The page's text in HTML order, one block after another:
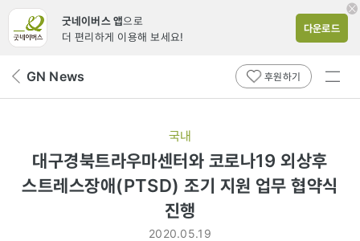
굿네이버스 앱으로
더 편리하게 이용해 보세요!
다운로드
뒤 GN News 후원하기
전체
국내
대구경북트라우마센터와 코로나19 외상후
스트레스장애(PTSD) 조기 지원 업무 협약식
진행
2020.05.19